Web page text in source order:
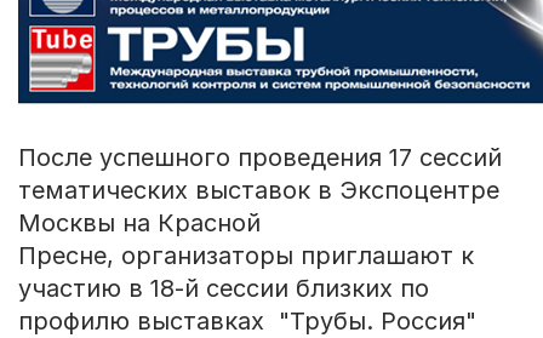
После успешного проведения 17 сессий
тематических выставок в Экспоцентре
Москвы на Красной
Пресне, организаторы приглашают к
участию в 18-й сессии близких по
профилю выставках "Трубы. Россия"